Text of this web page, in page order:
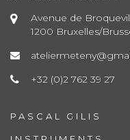
Avenue de
1200 Bruxelles/
+32 (0)2 762 39 27
PASCAL GILIS